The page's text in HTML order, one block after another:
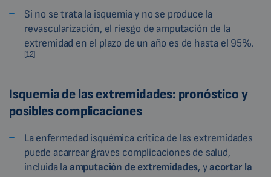
Si no se trata la isquemia y no se produce la
revascularización, el riesgo de amputación de la
extremidad en el plazo de un año es de hasta el 95%.
[12]
Isquemia de las extremidades: pronóstico y
posibles complicaciones
La enfermedad isquémica crítica de las extremidades
puede acarrear graves complicaciones de salud,
incluida laamputación de extremidades, yacortar la